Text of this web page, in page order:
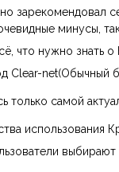
зарекомендовал
минусы,
что нужно знать
Clear-net(Обычный
только самой
использования